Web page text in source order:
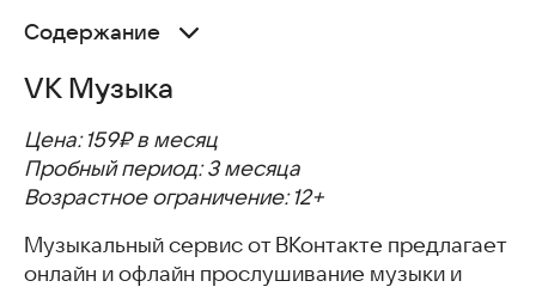
Содержание
Яндекс Музыка
МТС Music
Радио
AIMP
Soundstream
VK Музыка
Цена: 159₽ в месяц
Пробный период: 3 месяца
Возрастное ограничение: 12+
Музыкальный сервис от ВКонтакте предлагает
онлайн и офлайн прослушивание музыки и